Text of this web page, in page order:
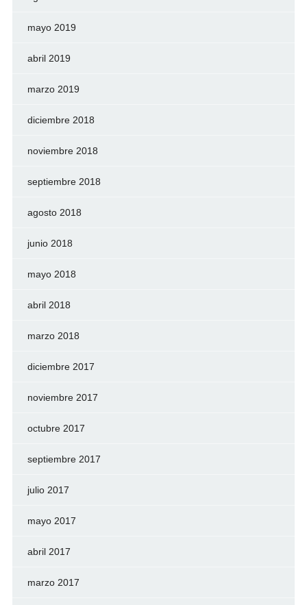
mayo 2019
abril 2019
marzo 2019
diciembre 2018
noviembre 2018
septiembre 2018
agosto 2018
junio 2018
mayo 2018
abril 2018
marzo 2018
diciembre 2017
noviembre 2017
octubre 2017
septiembre 2017
julio 2017
mayo 2017
abril 2017
marzo 2017